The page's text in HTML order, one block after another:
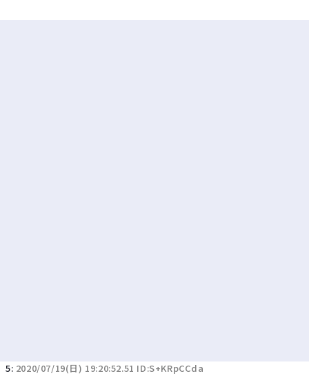
5: 2020/07/19(日) 19:20:52.51 ID:S+KRpCCda